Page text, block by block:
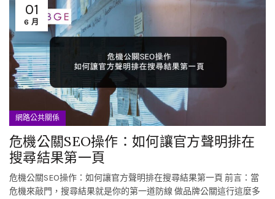
01
6 月
網路公共關係
危機公關SEO操作：如何讓官方聲明排在
搜尋結果第一頁
危機公關SEO操作：如何讓官方聲明排在搜尋結果第一頁 前言：當
危機來敲門，搜尋結果就是你的第一道防線 做品牌公關這行這麼多